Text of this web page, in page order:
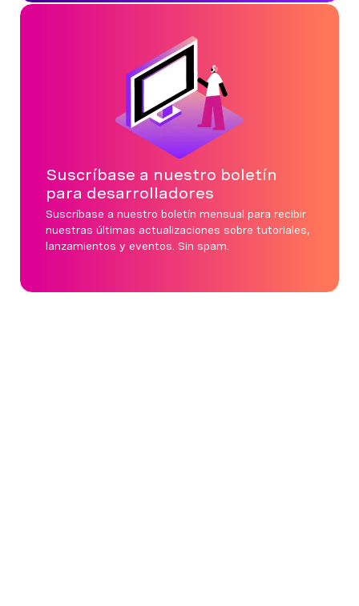
Suscríbase a nuestro boletín
para desarrolladores
Suscríbase a nuestro boletín mensual para recibir
nuestras últimas actualizaciones sobre tutoriales,
lanzamientos y eventos. Sin spam.